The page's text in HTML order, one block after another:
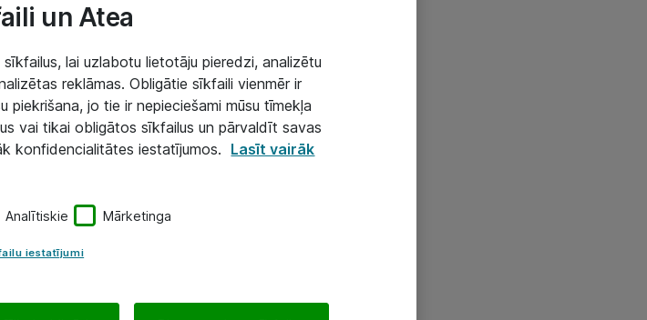
un Atea
lai uzlabotu lietotāju pieredzi, analizētu
reklāmas. Obligātie sīkfaili vienmēr ir
piekrišana, jo tie ir nepieciešami mūsu tīmekļa
vai tikai obligātos sīkfailus un pārvaldīt savas
konfidencialitātes iestatījumos. Lasīt vairāk
Analītiskie Mārketinga
iestatījumi